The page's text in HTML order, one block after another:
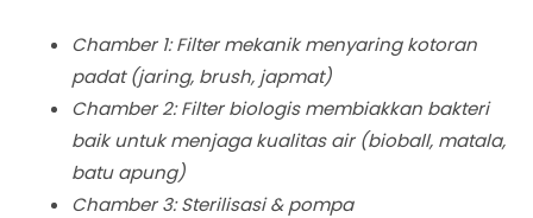
Chamber 1: Filter mekanikmenyaring kotoran
padat(jaring, brush, japmat)
Chamber 2: Filter biologismembiakkan bakteri
baik untuk menjaga kualitas air (bioball, matala,
batu apung)
Chamber 3: Sterilisasi & pompa